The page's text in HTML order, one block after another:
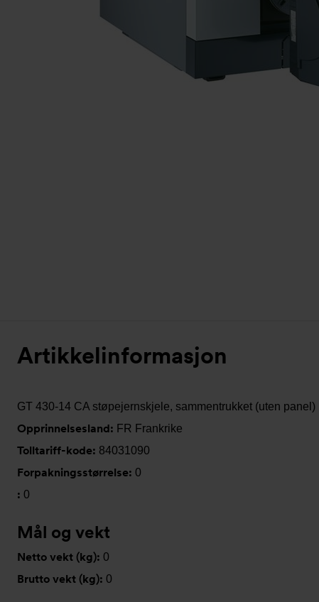
Artikkelinformasjon
GT 430-14 CA støpejernskjele, sammentrukket (uten panel)
Opprinnelsesland: FR Frankrike
Tolltariff-kode: 84031090
Forpakningsstørrelse: 0
: 0
Mål og vekt
Netto vekt (kg): 0
Brutto vekt (kg): 0